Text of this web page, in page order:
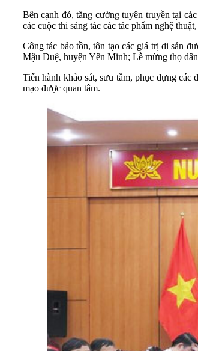
Bên cạnh đó, tăng cường tuyên truyền tại
các cuộc thi sáng tác các tác phẩm nghệ
Công tác bảo tồn, tôn tạo các giá trị di sản
Mậu Duệ, huyện Yên Minh; Lễ mừng thọ
Tiến hành khảo sát, sưu tầm, phục dựng
mạo được quan tâm.